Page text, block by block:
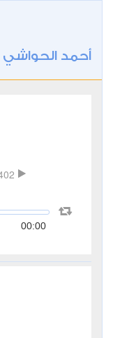
أحمد
00:00